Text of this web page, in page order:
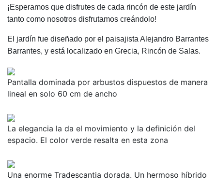
¡Esperamos que disfrutes de cada rincón de este jardín
tanto como nosotros disfrutamos creándolo!
El jardín fue diseñado por el paisajista Alejandro Barrantes
Barrantes, y está localizado en Grecia, Rincón de Salas.
Pantalla dominada por arbustos dispuestos de manera
lineal en solo 60 cm de ancho
La elegancia la da el movimiento y la definición del
espacio. El color verde resalta en esta zona
Una enorme Tradescantia dorada. Un hermoso híbrido